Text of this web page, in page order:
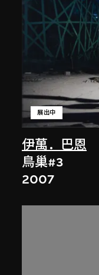
伊萬．巴恩
展出中
鳥巢#3
2007